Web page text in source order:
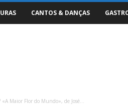
CANTOS & DANÇAS
Maior Flor do Mundo», de José...